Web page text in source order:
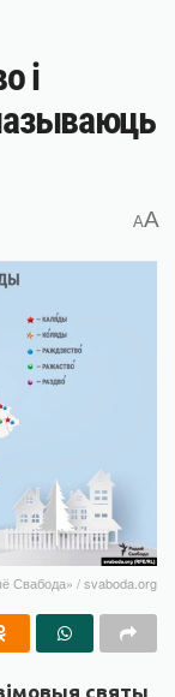
і
AA
Свабода» / svaboda.org
святы